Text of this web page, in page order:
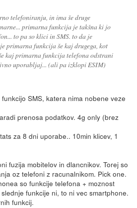
telefoniranju, in ima še druge
primarna funkcija je takšna ki jo
to pa so klici in SMS. to da je
primarna funkcija še kaj drugega, kot
kaj primarna funkcija telefona odstrani
uporabljaj... (ali pa izklopi ESIM)
SMS, katera nima nobene veze
prenosa podatkov. 4g only (brez
za 8 dni uporabe.. 10min klicev, 1
fuzija mobitelov in dlancnikov. Torej so
oz telefoni z racunalnikom. Pick one.
so funkcije telefona + moznost
funkcije ni, to ni vec smartphone.
funkcij.